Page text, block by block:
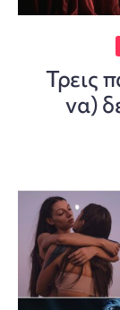
Τρεις
να)